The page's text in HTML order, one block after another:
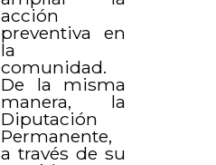
acción
preventiva en
la
comunidad.
De la misma
manera, la
Diputación
Permanente,
a través de su